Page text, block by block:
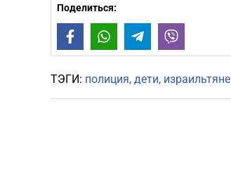
Поделиться:
FacebookWhatsAppTelegram
ТЭГИ: полиция дети израильтяне